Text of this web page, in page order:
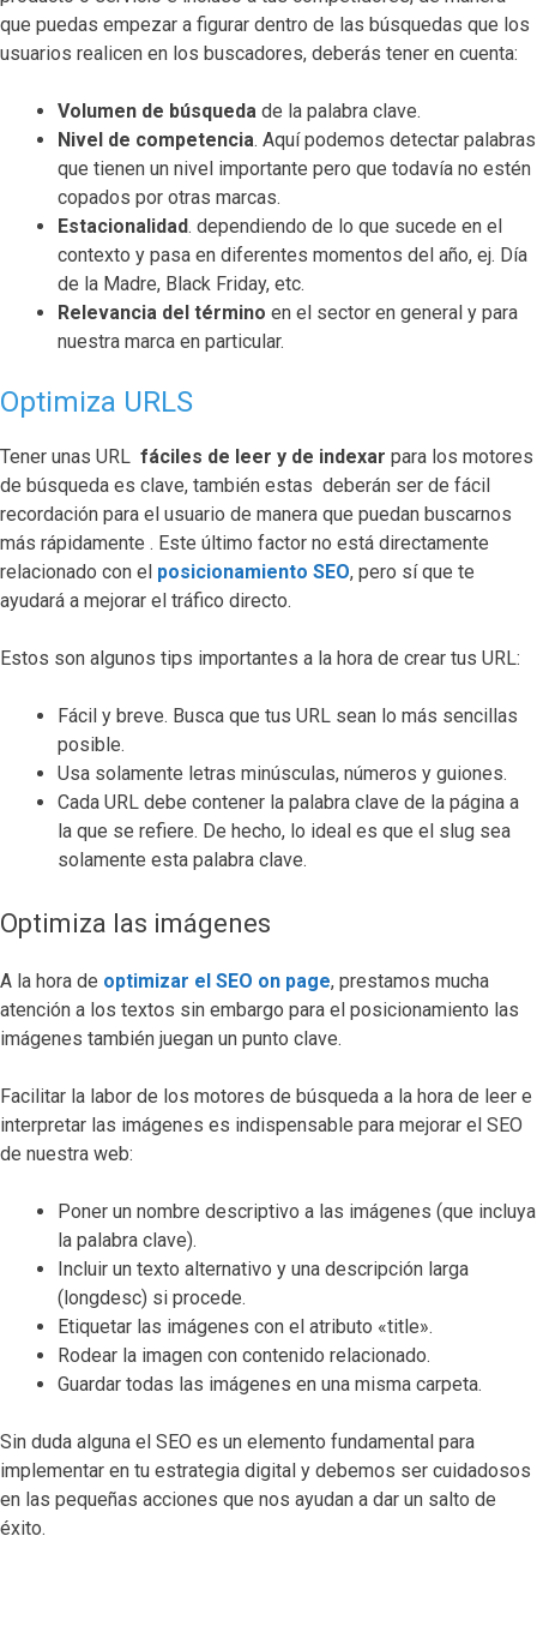
que puedas empezar a figurar dentro de las búsquedas que los
usuarios realicen en los buscadores, deberás tener en cuenta:
Volumen de búsqueda de la palabra clave.
Nivel de competencia. Aquí podemos detectar palabras
que tienen un nivel importante pero que todavía no estén
copados por otras marcas.
Estacionalidad. dependiendo de lo que sucede en el
contexto y pasa en diferentes momentos del año, ej. Día
de la Madre, Black Friday, etc.
Relevancia del término en el sector en general y para
nuestra marca en particular.
Optimiza URLS
Tener unas URL fáciles de leer y de indexar para los motores
de búsqueda es clave, también estas deberán ser de fácil
recordación para el usuario de manera que puedan buscarnos
más rápidamente . Este último factor no está directamente
relacionado con el posicionamiento SEO, pero sí que te
ayudará a mejorar el tráfico directo.
Estos son algunos tips importantes a la hora de crear tus URL:
Fácil y breve. Busca que tus URL sean lo más sencillas
posible.
Usa solamente letras minúsculas, números y guiones.
Cada URL debe contener la palabra clave de la página a
la que se refiere. De hecho, lo ideal es que el slug sea
solamente esta palabra clave.
Optimiza las imágenes
A la hora de optimizar el SEO on page, prestamos mucha
atención a los textos sin embargo para el posicionamiento las
imágenes también juegan un punto clave.
Facilitar la labor de los motores de búsqueda a la hora de leer e
interpretar las imágenes es indispensable para mejorar el SEO
de nuestra web:
Poner un nombre descriptivo a las imágenes (que incluya
la palabra clave).
Incluir un texto alternativo y una descripción larga
(longdesc) si procede.
Etiquetar las imágenes con el atributo «title».
Rodear la imagen con contenido relacionado.
Guardar todas las imágenes en una misma carpeta.
Sin duda alguna el SEO es un elemento fundamental para
implementar en tu estrategia digital y debemos ser cuidadosos
en las pequeñas acciones que nos ayudan a dar un salto de
éxito.